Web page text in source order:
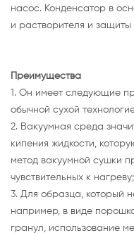
насос. Конденсатор в
и растворителя и
Преимущества
1. Он имеет следующие
обычной сухой
2. Вакуумная среда
кипения жидкости,
метод вакуумной сушки
чувствительных к нагреву;
3. Для образца, который
например, в виде
гранул, использование